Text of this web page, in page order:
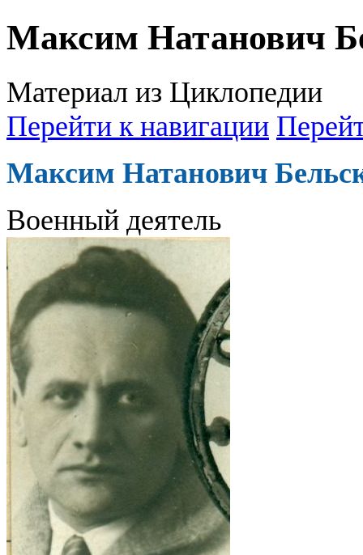
Максим Натанович
Материал из Циклопедии
Перейти к навигации
Максим Натанович
Военный деятель